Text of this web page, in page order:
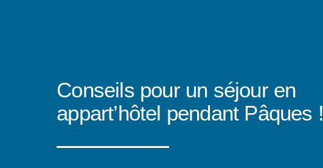
Conseils pour un séjour en
appart’hôtel pendant Pâques !